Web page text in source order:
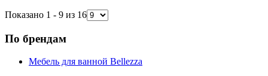
Показано 1 - 9 из 16
По брендам
Мебель для ванной Bellezza